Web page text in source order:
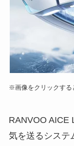
※画像をクリックする
RANVOO AICE
気を送るシステ